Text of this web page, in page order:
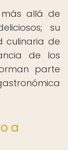
allá de
su
culinaria de
de los
parte
a